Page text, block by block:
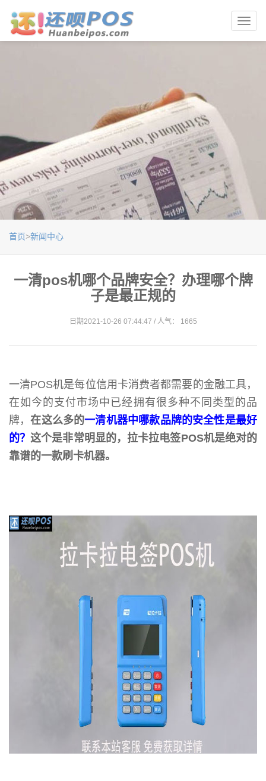
首页>新闻中心
一清pos机哪个品牌安全？办理哪个牌
子是最正规的
日期2021-10-26 07:44:47 / 人气： 1665
一清POS机是每位信用卡消费者都需要的金融工具，
在如今的支付市场中已经拥有很多种不同类型的品
牌，在这么多的一清机器中哪款品牌的安全性是最好
的？这个是非常明显的，拉卡拉电签POS机是绝对的
靠谱的一款刷卡机器。